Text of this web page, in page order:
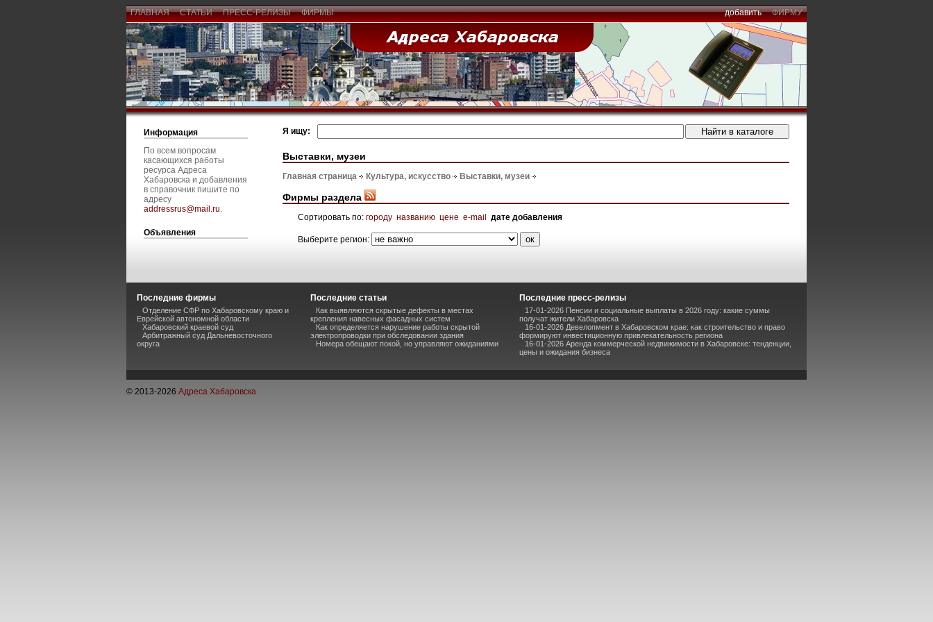
ГЛАВНАЯ СТАТЬИ ПРЕСС-РЕЛИЗЫ ФИРМЫ добавить ФИРМУ
Информация
По всем вопросам
касающихся работы
ресурса Адреса
Хабаровска и добавления
в справочник пишите по
адресу
addressrus@mail.ru.
Объявления
Я ищу:
Выставки, музеи
Главная страница Культура, искусство Выставки, музеи
Фирмы раздела
Сортировать по: городу названию цене e-mail дате добавления
Выберите регион:
Последние фирмы
Отделение СФР по Хабаровскому краю и
Еврейской автономной области
Хабаровский краевой суд
Арбитражный суд Дальневосточного
округа
Последние статьи
Как выявляются скрытые дефекты в местах
крепления навесных фасадных систем
Как определяется нарушение работы скрытой
электропроводки при обследовании здания
Номера обещают покой, но управляют ожиданиями
Последние пресс-релизы
17-01-2026 Пенсии и социальные выплаты в 2026 году: какие суммы
получат жители Хабаровска
16-01-2026 Девелопмент в Хабаровском крае: как строительство и право
формируют инвестиционную привлекательность региона
16-01-2026 Аренда коммерческой недвижимости в Хабаровске: тенденции,
цены и ожидания бизнеса
© 2013-2026 Адреса Хабаровска